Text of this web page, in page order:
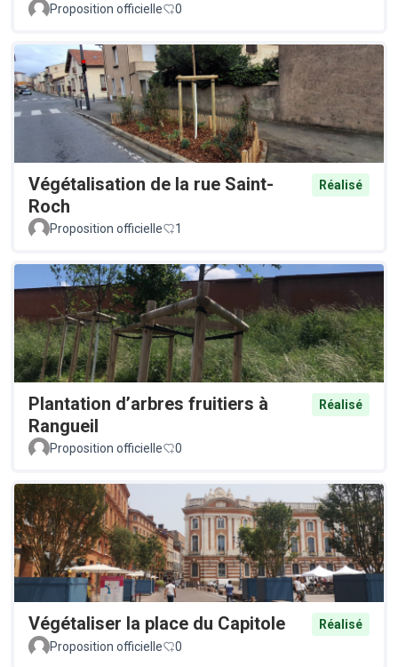
Proposition officielle 0
Végétalisation de la rue Saint-
Roch
Réalisé
Proposition officielle 1
Plantation d’arbres fruitiers à
Rangueil
Réalisé
Proposition officielle 0
Végétaliser la place du Capitole
Réalisé
Proposition officielle
0